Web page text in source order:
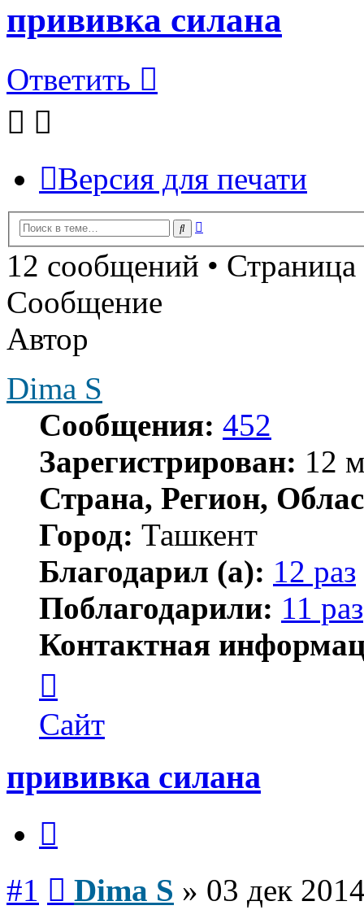
прививка силана
Ответить
Версия для печати
Поиск
12 сообщений • Страница
Сообщение
Автор
Dima S
Сообщения: 452
Зарегистрирован: 12
Страна, Регион,
Город: Ташкент
Благодарил (а): 12 раз
Поблагодарили: 11 раз
Контактная
пользователя
Dima
S
Сайт
прививка силана
#1 Dima S » 03 дек